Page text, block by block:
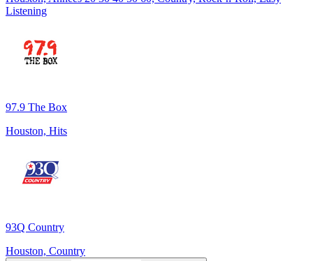
Listening
97.9 The Box
Houston, Hits
93Q Country
Houston, Country